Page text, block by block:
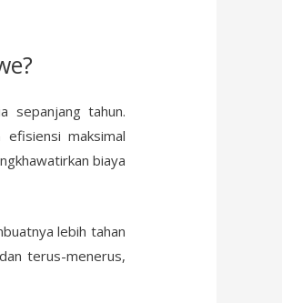
sepanjang tahun.
maksimal
biaya
lebih tahan
terus-menerus,